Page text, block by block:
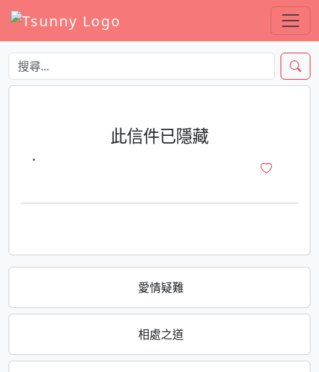
愛情疑難
相處之道
此信件已隱藏
·